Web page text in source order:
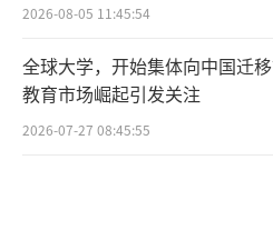
2026-08-05 11:45:54
全球大学，开始集体向中国迁
教育市场崛起引发关注
2026-07-27 08:45:55